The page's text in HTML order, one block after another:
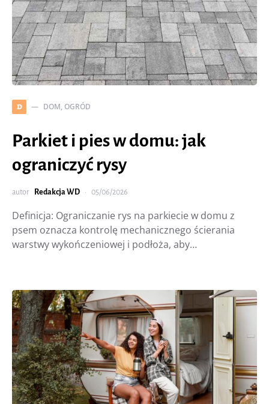
D DOM, OGRÓD
Parkiet i pies w domu: jak
ograniczyć rysy
autor Redakcja WD 05/06/2026
Definicja: Ograniczanie rys na parkiecie w domu z
psem oznacza kontrolę mechanicznego ścierania
warstwy wykończeniowej i podłoża, aby…